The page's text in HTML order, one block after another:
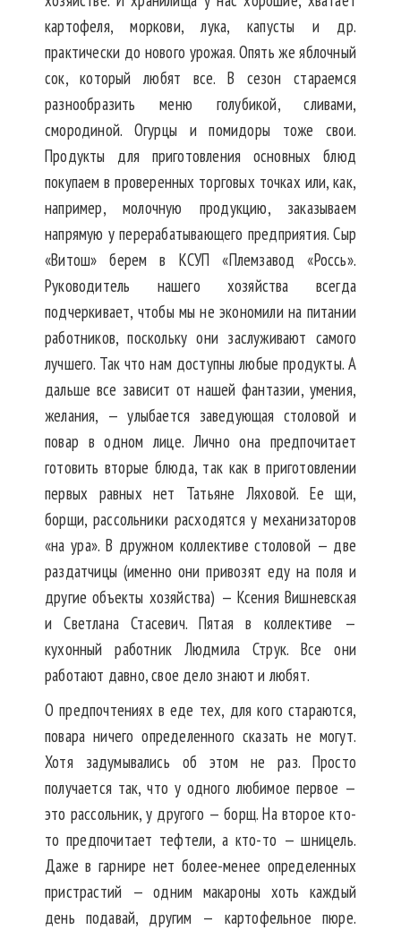
картофеля, моркови, лука, капусты и др.
практически до нового урожая. Опять же яблочный
сок, который любят все. В сезон стараемся
разнообразить меню голубикой, сливами,
смородиной. Огурцы и помидоры тоже свои.
Продукты для приготовления основных блюд
покупаем в проверенных торговых точках или, как,
например, молочную продукцию, заказываем
напрямую у перерабатывающего предприятия. Сыр
«Витош» берем в КСУП «Племзавод «Россь».
Руководитель нашего хозяйства всегда
подчеркивает, чтобы мы не экономили на питании
работников, поскольку они заслуживают самого
лучшего. Так что нам доступны любые продукты. А
дальше все зависит от нашей фантазии, умения,
желания, — улыбается заведующая столовой и
повар в одном лице. Лично она предпочитает
готовить вторые блюда, так как в приготовлении
первых равных нет Татьяне Ляховой. Ее щи,
борщи, рассольники расходятся у механизаторов
«на ура». В дружном коллективе столовой — две
раздатчицы (именно они привозят еду на поля и
другие объекты хозяйства) — Ксения Вишневская
и Светлана Стасевич. Пятая в коллективе —
кухонный работник Людмила Струк. Все они
работают давно, свое дело знают и любят.
О предпочтениях в еде тех, для кого стараются,
повара ничего определенного сказать не могут.
Хотя задумывались об этом не раз. Просто
получается так, что у одного любимое первое —
это рассольник, у другого — борщ. На второе кто-
то предпочитает тефтели, а кто-то — шницель.
Даже в гарнире нет более-менее определенных
пристрастий — одним макароны хоть каждый
день подавай, другим — картофельное пюре.